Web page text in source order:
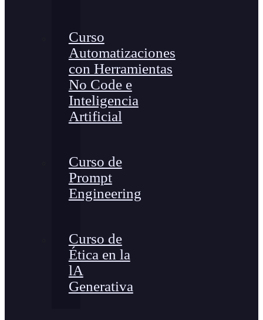
Curso
Automatizaciones
con Herramientas
No Code e
Inteligencia
Artificial
Curso de
Prompt
Engineering
Curso de
Ética en la
lA
Generativa